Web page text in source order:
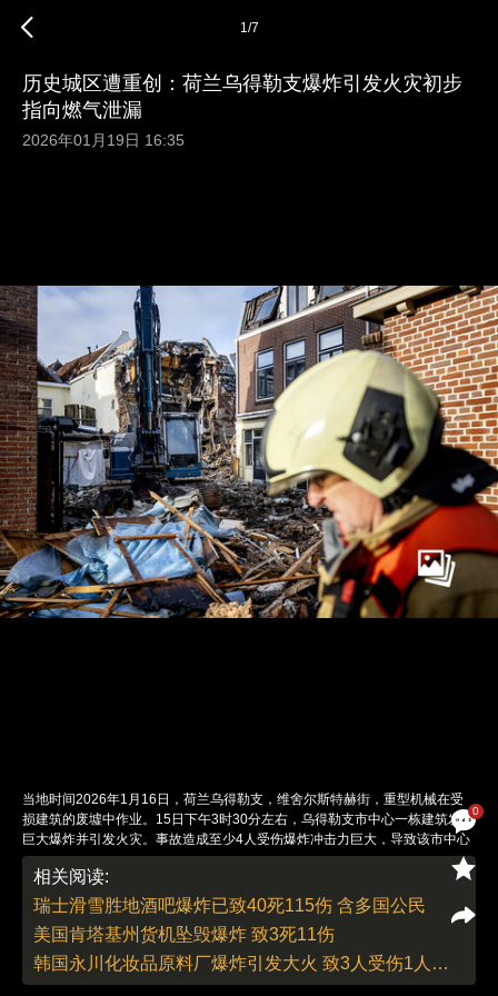
0
1/7
历史城区遭重创：荷兰乌得勒支爆炸引发火灾初步
指向燃气泄漏
2026年01月19日 16:35
当地时间2026年1月16日，荷兰乌得勒支，维舍尔斯特赫街，重型机械在受
损建筑的废墟中作业。15日下午3时30分左右，乌得勒支市中心一栋建筑发生
巨大爆炸并引发火灾。事故造成至少4人受伤爆炸冲击力巨大，导致该市中心
历史街区多栋相邻建筑倒塌。消防人员耗时约6小时才将大火完全控制。目
前，经市政部门初步调查，事故原因指向燃气泄漏，当局暂未发现人为破坏迹
象。图：KOEN VAN WEEL／视觉中国
相关阅读:
瑞士滑雪胜地酒吧爆炸已致40死115伤 含多国公民
美国肯塔基州货机坠毁爆炸 致3死11伤
韩国永川化妆品原料厂爆炸引发大火 致3人受伤1人失踪